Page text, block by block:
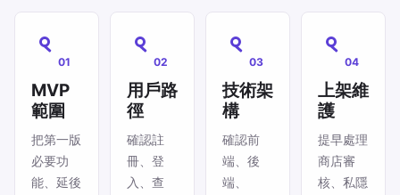
01
MVP
範圍
把第一版
必要功
能、延後
02
用戶路
徑
確認註
冊、登
入、查
03
技術架
構
確認前
端、後
端、
04
上架維
護
提早處理
商店審
核、私隱